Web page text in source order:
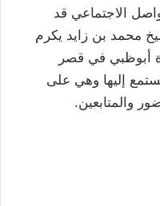
الاجتماعي قد
محمد بن زايد يكرم
أبوظبي في قصر
إليها وهي على
والمتابعين.